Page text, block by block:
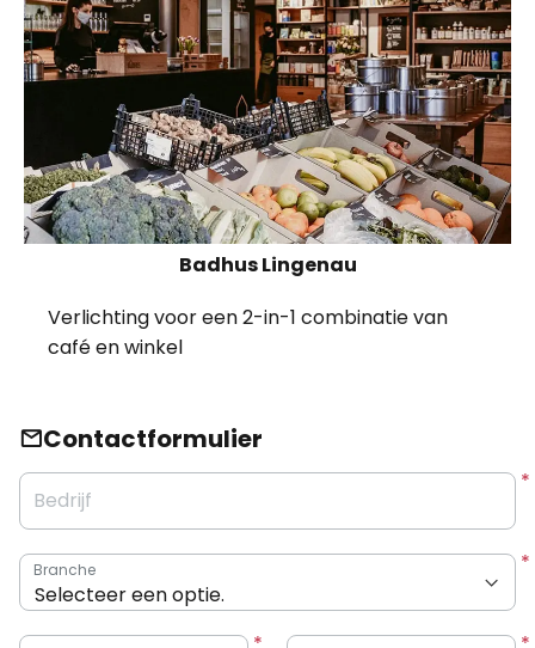
Badhus Lingenau
Verlichting voor een 2-in-1 combinatie van
café en winkel
Contactformulier
Bedrijf
Branche